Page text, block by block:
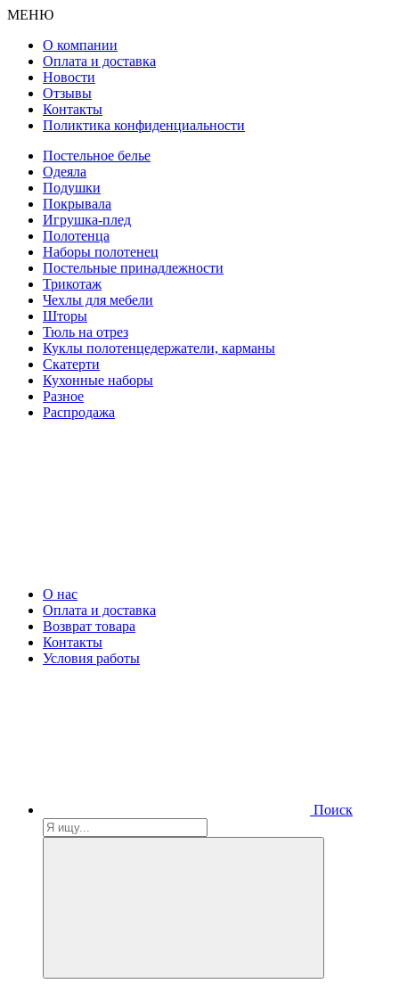
МЕНЮ
О компании
Оплата и доставка
Новости
Отзывы
Контакты
Поликтика конфиденциальности
Постельное белье
Одеяла
Подушки
Покрывала
Игрушка-плед
Полотенца
Наборы полотенец
Постельные принадлежности
Трикотаж
Чехлы для мебели
Шторы
Тюль на отрез
Куклы полотенцедержатели, карманы
Скатерти
Кухонные наборы
Разное
Распродажа
О нас
Оплата и доставка
Возврат товара
Контакты
Условия работы
Поиск